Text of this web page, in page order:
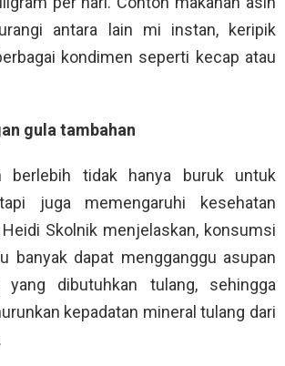
antara lain mi instan, keripik
kondimen seperti kecap atau
gula tambahan
berlebih tidak hanya buruk untuk
juga memengaruhi kesehatan
Skolnik menjelaskan, konsumsi
banyak dapat mengganggu asupan
dibutuhkan tulang, sehingga
kepadatan mineral tulang dari